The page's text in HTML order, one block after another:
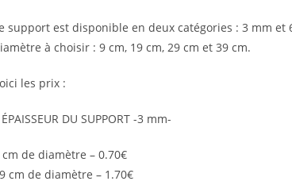
support est disponible en deux catégories : 3 mm
à choisir : 9 cm, 19 cm, 29 cm et 39 cm.
les prix :
DU SUPPORT -3 mm-
cm de diamètre – 0.70€
cm de diamètre – 1.70€